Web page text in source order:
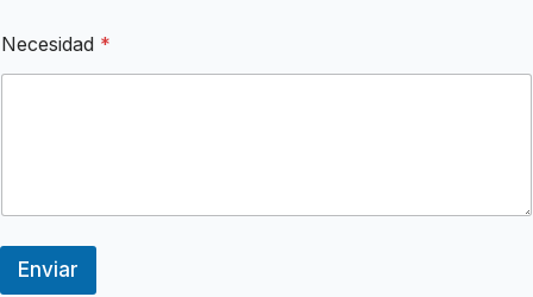
Necesidad *
Enviar